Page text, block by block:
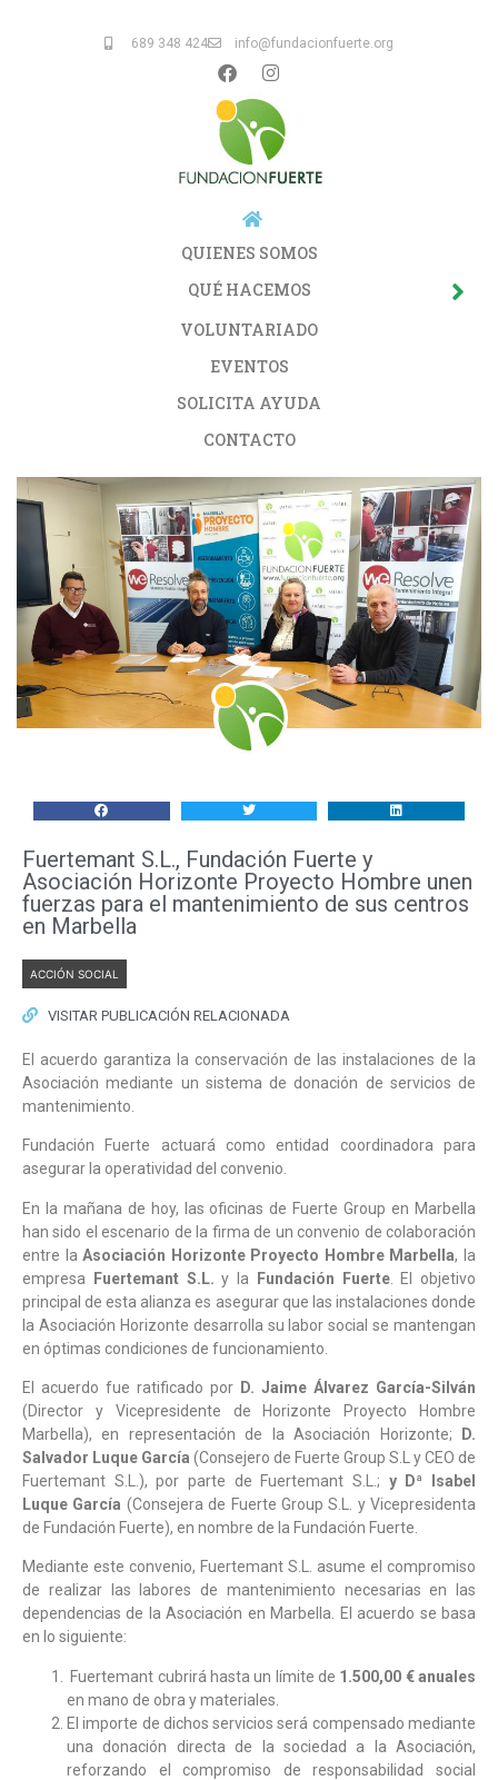
689 348 424 info@fundacionfuerte.org
QUIENES SOMOS
QUÉ HACEMOS
VOLUNTARIADO
EVENTOS
SOLICITA AYUDA
CONTACTO
Fuertemant S.L., Fundación Fuerte y
Asociación Horizonte Proyecto Hombre unen
fuerzas para el mantenimiento de sus centros
en Marbella
ACCIÓN SOCIAL
VISITAR PUBLICACIÓN RELACIONADA
El acuerdo garantiza la conservación de las instalaciones de la
Asociación mediante un sistema de donación de servicios de
mantenimiento.
Fundación Fuerte actuará como entidad coordinadora para
asegurar la operatividad del convenio.
En la mañana de hoy, las oficinas de Fuerte Group en Marbella
han sido el escenario de la firma de un convenio de colaboración
entre laAsociación Horizonte Proyecto Hombre Marbella, la
empresa
Fuertemant S.L. y la Fundación Fuerte. El objetivo
principal de esta alianza es asegurar que las instalaciones donde
la Asociación Horizonte desarrolla su labor social se mantengan
en óptimas condiciones de funcionamiento.
El acuerdo fue ratificado por D. Jaime Álvarez García-Silván
(Director y Vicepresidente de Horizonte Proyecto Hombre
Marbella), en representación de la Asociación Horizonte;
D.
Salvador Luque García (Consejero de Fuerte Group S.L y CEO de
Fuertemant S.L.), por parte de Fuertemant S.L.; y Dª Isabel
Luque García (Consejera de Fuerte Group S.L. y Vicepresidenta
de Fundación Fuerte), en nombre de la Fundación Fuerte.
Mediante este convenio, Fuertemant S.L. asume el compromiso
de realizar las labores de mantenimiento necesarias en las
dependencias de la Asociación en Marbella. El acuerdo se basa
en lo siguiente:
Fuertemant cubrirá hasta un límite de 1.500,00 € anuales
en mano de obra y materiales.
El importe de dichos servicios será compensado mediante
una donación directa de la sociedad a la Asociación,
reforzando el compromiso de responsabilidad social